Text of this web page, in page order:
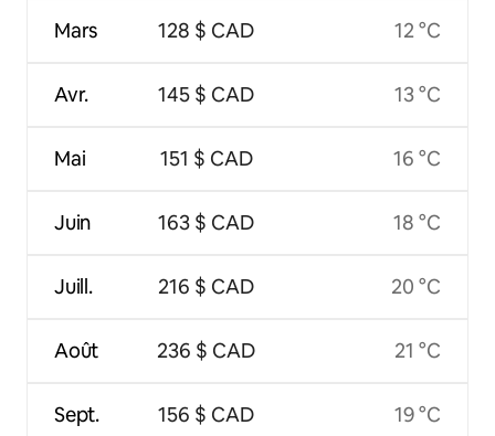
Mars
Avr.
Mai
Juin
Juill.
Août
Sept.
128 $ CAD
145 $ CAD
151 $ CAD
163 $ CAD
216 $ CAD
236 $ CAD
156 $ CAD
12 °C
13 °C
16 °C
18 °C
20 °C
21 °C
19 °C